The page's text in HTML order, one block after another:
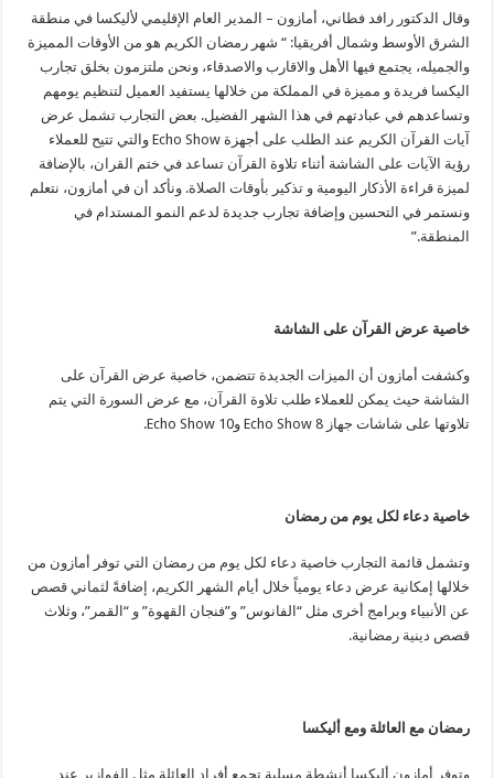
وقال الدكتور رافد فطاني، أمازون – المدير العام الإقليمي لأليكسا في منطقة
الشرق الأوسط وشمال أفريقيا: “ شهر رمضان الكريم هو من الأوقات المميزة
والجميله، يجتمع فيها الأهل والاقارب والاصدقاء، ونحن ملتزمون بخلق تجارب
اليكسا فريدة و مميزة في المملكة من خلالها يستفيد العميل لتنظيم يومهم
وتساعدهم في عبادتهم في هذا الشهر الفضيل. بعض التجارب تشمل عرض
آيات القرآن الكريم عند الطلب على أجهزة Echo Show والتي تتيح للعملاء
رؤية الآيات على الشاشة أثناء تلاوة القرآن تساعد في ختم القران، بالإضافة
لميزة قراءة الأذكار اليومية و تذكير بأوقات الصلاة. ونأكد أن في أمازون، نتعلم
ونستمر في التحسين وإضافة تجارب جديدة لدعم النمو المستدام في
المنطقة.”
خاصية عرض القرآن على الشاشة
وكشفت أمازون أن الميزات الجديدة تتضمن، خاصية عرض القرآن على
الشاشة حيث يمكن للعملاء طلب تلاوة القرآن، مع عرض السورة التي يتم
تلاوتها على شاشات جهاز Echo Show 8 وEcho Show 10.
خاصية دعاء لكل يوم من رمضان
وتشمل قائمة التجارب خاصية دعاء لكل يوم من رمضان التي توفر أمازون من
خلالها إمكانية عرض دعاء يومياً خلال أيام الشهر الكريم، إضافةً لثماني قصص
عن الأنبياء وبرامج أخرى مثل “الفانوس” و”فنجان القهوة” و “القمر”، وثلاث
قصص دينية رمضانية.
رمضان مع العائلة ومع أليكسا
وتوفر أمازون أليكسا أنشطة مسلية تجمع أفراد العائلة مثل الفوازير عند